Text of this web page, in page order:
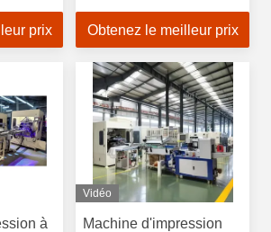
prix
alimentation 220V/50Hz
et système de
Obtenez le meilleur prix
à
Vidéo
Machine d'impression